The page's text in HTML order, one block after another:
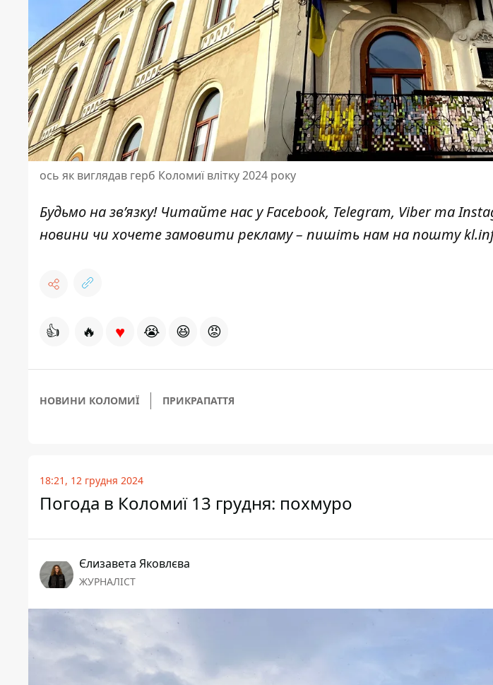
ось як виглядав герб Коломиї влітку 2024 року
Будьмо на зв’язку! Читайте нас уFacebook, Telegram, Viberта
новини чи хочете замовити рекламу – пишіть нам на пошту
👍 🔥 ♥ 😭 😆 😡
НОВИНИ КОЛОМИЇ ПРИКРАПАТТЯ
18:21, 12 грудня 2024
Погода в Коломиї 13 грудня: похмуро
Єлизавета Яковлєва
ЖУРНАЛІСТ